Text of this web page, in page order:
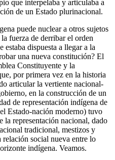
que interpelaba y articulaba a
de un Estado plurinacional.
puede nuclear a otros sujetos
fuerza de derribar el orden
estaba dispuesta a llegar a la
una nueva constitución? El
Constituyente y la
por primera vez en la historia
articular la vertiente nacional-
en la construcción de un
de representación indígena de
Estado-nación moderno) tuvo
la representación nacional, dado
tradicional, mestizos y
social nueva entre lo
indígena. Veamos.